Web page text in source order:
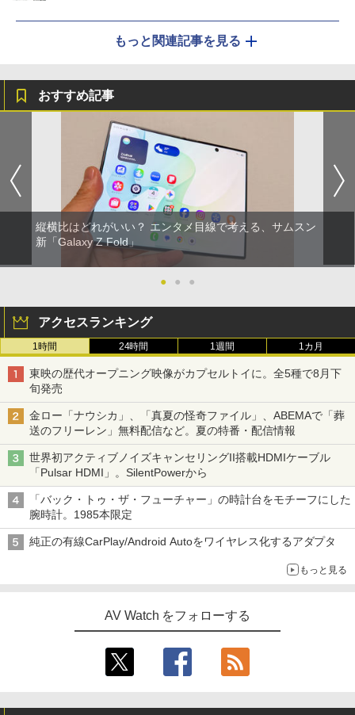
もっと関連記事を見る
おすすめ記事
縦横比はどれがいい？ エンタメ目線で考える、サムスン
新「Galaxy Z Fold」
● ● ●
アクセスランキング
1時間 24時間 1週間 1カ月
東映の歴代オープニング映像がカプセルトイに。全5種で8月下
旬発売
金ロー「ナウシカ」、「真夏の怪奇ファイル」、ABEMAで「葬
送のフリーレン」無料配信など。夏の特番・配信情報
世界初アクティブノイズキャンセリングII搭載HDMIケーブル
「Pulsar HDMI」。SilentPowerから
「バック・トゥ・ザ・フューチャー」の時計台をモチーフにした
腕時計。1985本限定
純正の有線CarPlay/Android Autoをワイヤレス化するアダプタ
もっと見る
AV Watch をフォローする